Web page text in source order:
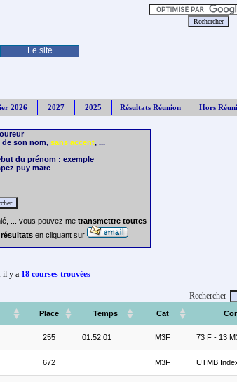
Le site
2026 2027 2025 Résultats Réunion Hors
son nom, sans accent, ...
du prénom : exemple
puy marc
... vous pouvez me transmettre toutes
en cliquant sur
: il y a 18 courses trouvées
Rechercher
Place Temps Cat
255 01:52:01 M3F 73 F - 13
672 M3F UTMB